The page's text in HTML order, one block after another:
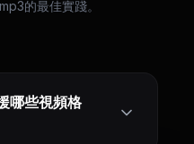
的最佳實踐。
哪些視頻格